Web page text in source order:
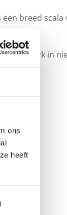
ons
heeft
breed scala
in